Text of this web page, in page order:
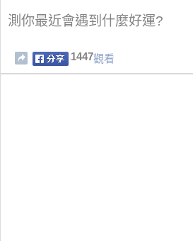
測你最近會遇到什麼好運?
1447觀看